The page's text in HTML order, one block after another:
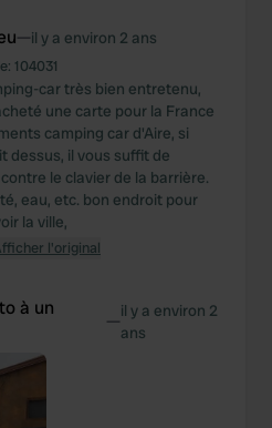
—il y a environ 2 ans
104031
car très bien entretenu,
une carte pour la France
camping car d'Aire, si
dessus, il vous suffit de
le clavier de la barrière.
eau, etc. bon endroit pour
la ville,
l'original
à un
—il y a environ 2
ans